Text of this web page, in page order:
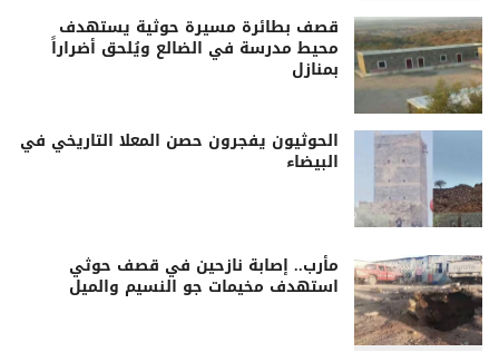
قصف بطائرة مسيرة حوثية يستهدف
محيط مدرسة في الضالع ويُلحق أضراراً
بمنازل
الحوثيون يفجرون حصن المعلا التاريخي في
البيضاء
مأرب.. إصابة نازحين في قصف حوثي
استهدف مخيمات جو النسيم والميل